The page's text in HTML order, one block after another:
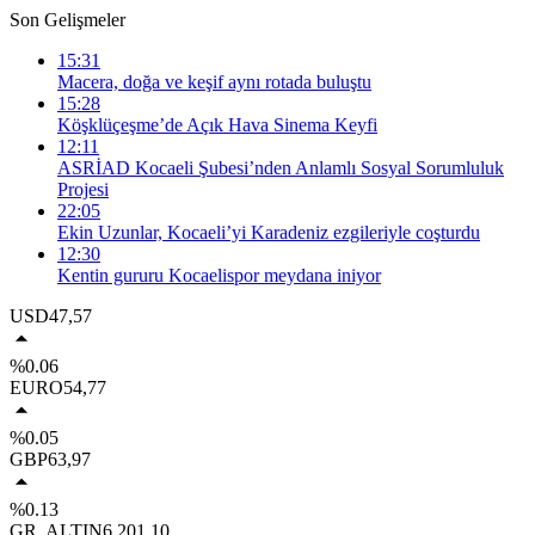
Son Gelişmeler
15:31
Macera, doğa ve keşif aynı rotada buluştu
15:28
Köşklüçeşme’de Açık Hava Sinema Keyfi
12:11
ASRİAD Kocaeli Şubesi’nden Anlamlı Sosyal Sorumluluk
Projesi
22:05
Ekin Uzunlar, Kocaeli’yi Karadeniz ezgileriyle coşturdu
12:30
Kentin gururu Kocaelispor meydana iniyor
USD47,57
%0.06
EURO54,77
%0.05
GBP63,97
%0.13
GR. ALTIN6.201,10